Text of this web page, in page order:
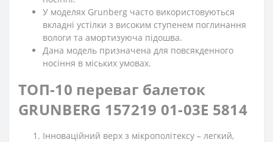
У моделях Grunberg часто використовуються
вкладні устілки з високим ступенем поглинання
вологи та амортизуюча підошва.
Дана модель призначена для повсякденного
носіння в міських умовах.
ТОП-10 переваг балеток
GRUNBERG 157219 01-03E 5814
Інноваційний верх з мікрополітексу – легкий,